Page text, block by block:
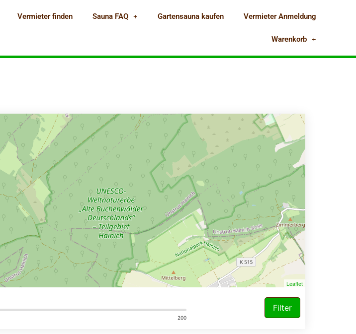
Vermieter finden Sauna FAQ Gartensauna kaufen Vermieter Anmeldung
Warenkorb
Leaflet
200
Filter